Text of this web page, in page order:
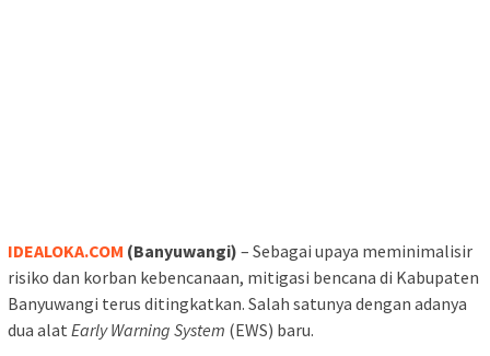
IDEALOKA.COM (Banyuwangi) – Sebagai upaya meminimalisir
risiko dan korban kebencanaan, mitigasi bencana di Kabupaten
Banyuwangi terus ditingkatkan. Salah satunya dengan adanya
dua alat Early Warning System (EWS) baru.